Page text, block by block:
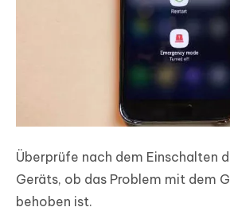
Überprüfe nach dem Einschalten
Geräts, ob das Problem mit dem
behoben ist.